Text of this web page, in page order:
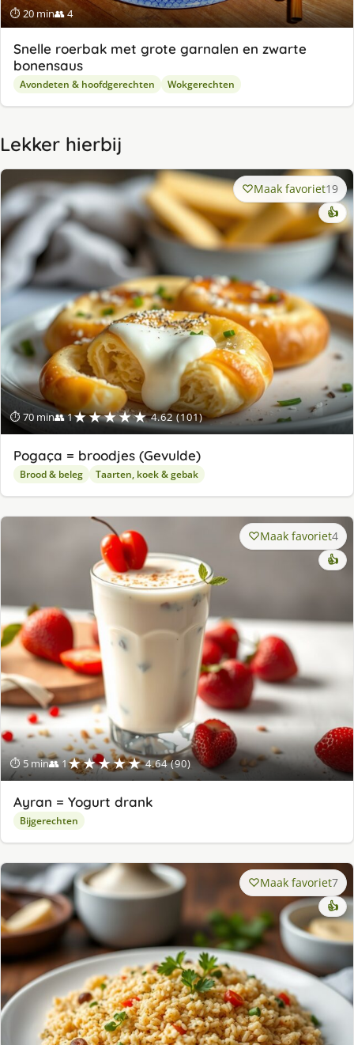
⏱ 20 min👥 4
Snelle roerbak met grote garnalen en zwarte
bonensaus
Avondeten & hoofdgerechten Wokgerechten
Lekker hierbij
⏱ 70 min👥 1★★★★★ 4.62 (101)
Maak favoriet19
👍
Pogaça = broodjes (Gevulde)
Brood & beleg Taarten, koek & gebak
⏱ 5 min👥 1★★★★★ 4.64 (90)
Maak favoriet4
👍
Ayran = Yogurt drank
Bijgerechten
Maak favoriet7
👍